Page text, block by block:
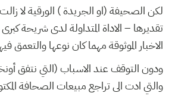
لكن الصحيفة (او الجريدة ) الورقية لا
تقديرها – الاداة المتداولة لدى شريحة
الاخبار الموثوقة مهما كان نوعها والتعمق
ودون التوقف عند الاسباب (التي نتفق
والتي ادت الى تراجع مبيعات الصحافة